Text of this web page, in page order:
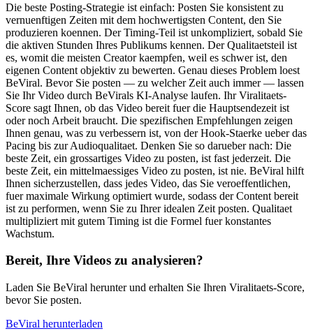
Die beste Posting-Strategie ist einfach: Posten Sie konsistent zu
vernuenftigen Zeiten mit dem hochwertigsten Content, den Sie
produzieren koennen. Der Timing-Teil ist unkompliziert, sobald Sie
die aktiven Stunden Ihres Publikums kennen. Der Qualitaetsteil ist
es, womit die meisten Creator kaempfen, weil es schwer ist, den
eigenen Content objektiv zu bewerten. Genau dieses Problem loest
BeViral. Bevor Sie posten — zu welcher Zeit auch immer — lassen
Sie Ihr Video durch BeVirals KI-Analyse laufen. Ihr Viralitaets-
Score sagt Ihnen, ob das Video bereit fuer die Hauptsendezeit ist
oder noch Arbeit braucht. Die spezifischen Empfehlungen zeigen
Ihnen genau, was zu verbessern ist, von der Hook-Staerke ueber das
Pacing bis zur Audioqualitaet. Denken Sie so darueber nach: Die
beste Zeit, ein grossartiges Video zu posten, ist fast jederzeit. Die
beste Zeit, ein mittelmaessiges Video zu posten, ist nie. BeViral hilft
Ihnen sicherzustellen, dass jedes Video, das Sie veroeffentlichen,
fuer maximale Wirkung optimiert wurde, sodass der Content bereit
ist zu performen, wenn Sie zu Ihrer idealen Zeit posten. Qualitaet
multipliziert mit gutem Timing ist die Formel fuer konstantes
Wachstum.
Bereit, Ihre Videos zu analysieren?
Laden Sie BeViral herunter und erhalten Sie Ihren Viralitaets-Score,
bevor Sie posten.
BeViral herunterladen